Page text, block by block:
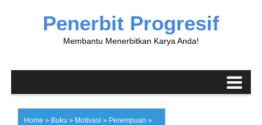
Penerbit Progresif
Membantu Menerbitkan Karya Anda!
Home » Buku » Motivasi » Perempuan »